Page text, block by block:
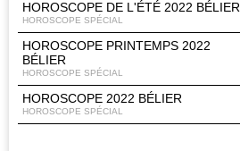
HOROSCOPE DE L'ÉTÉ 2022 BÉLIER
HOROSCOPE SPÉCIAL
HOROSCOPE PRINTEMPS 2022
BÉLIER
HOROSCOPE SPÉCIAL
HOROSCOPE 2022 BÉLIER
HOROSCOPE SPÉCIAL